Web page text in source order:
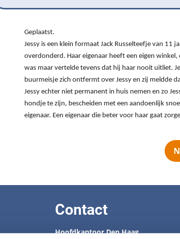
Geplaatst.
Jessy is een klein formaat Jack Russelteefje van 11
overdonderd. Haar eigenaar heeft een eigen
was maar vertelde tevens dat hij haar nooit uitliet.
buurmeisje zich ontfermt over Jessy en zij meldde
Jessy echter niet permanent in huis nemen en zo
hondje te zijn, bescheiden met een aandoenlijk
eigenaar. Een eigenaar die beter voor haar gaat
Contact
Hoofdkantoor Den Haag